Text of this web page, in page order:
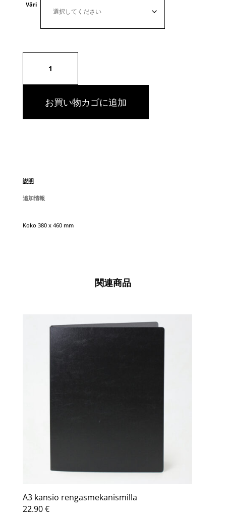
Väri
A4
kuminauhalukituksella
お買い物カゴに追加
説明
追加情報
Koko 380 x 460 mm
関連商品
A3 kansio rengasmekanismilla
22.90€